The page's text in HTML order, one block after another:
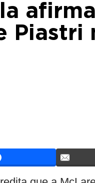
Piastri